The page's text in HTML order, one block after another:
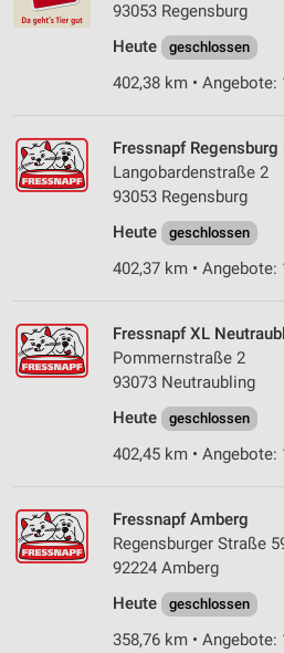
93053 Regensburg
Heute
geschlossen
402,38 km •
Fressnapf
Langobardenstraße 2
93053 Regensburg
Heute
geschlossen
402,37 km •
Fressnapf XL
Pommernstraße 2
93073 Neutraubling
Heute
geschlossen
402,45 km •
Fressnapf Amberg
Regensburger Straße
92224 Amberg
Heute
geschlossen
358,76 km •